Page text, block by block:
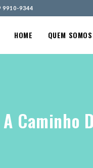
9910-9344
HOME QUEM SOMOS
A Caminho